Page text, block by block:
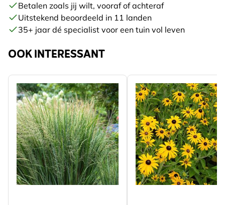
Betalen zoals jij wilt, vooraf of achteraf
Uitstekend beoordeeld in 11 landen
35+ jaar dé specialist voor een tuin vol leven
OOK INTERESSANT